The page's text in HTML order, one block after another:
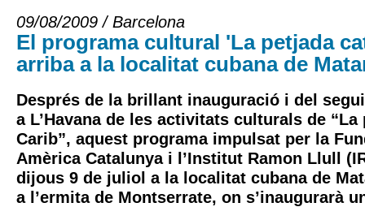
09/08/2009 / Barcelona
El programa cultural 'La petjada
arriba a la localitat cubana de
Després de la brillant inauguració i del
a L’Havana de les activitats culturals de
Carib”, aquest programa impulsat per la
Amèrica Catalunya i l’Institut Ramon Llull
dijous 9 de juliol a la localitat cubana de
a l’ermita de Montserrate, on s’inaugurarà